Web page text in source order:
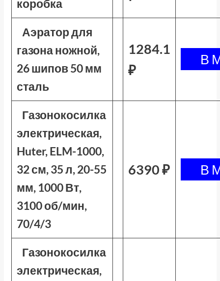
коробка
Аэратор для
газона ножной,
26 шипов 50 мм
сталь
1284.1
₽
Газонокосилка
электрическая,
Huter, ELM-1000,
32 см, 35 л, 20-55
мм, 1000 Вт,
3100 об/мин,
70/4/3
6390 ₽
Газонокосилка
электрическая,